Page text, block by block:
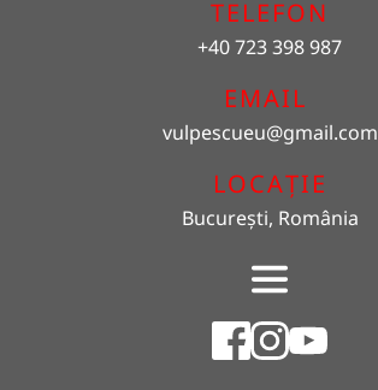
TELEFON
+40 723 398 987
EMAIL
vulpescueu@gmail.com
LOCAȚIE
București, România